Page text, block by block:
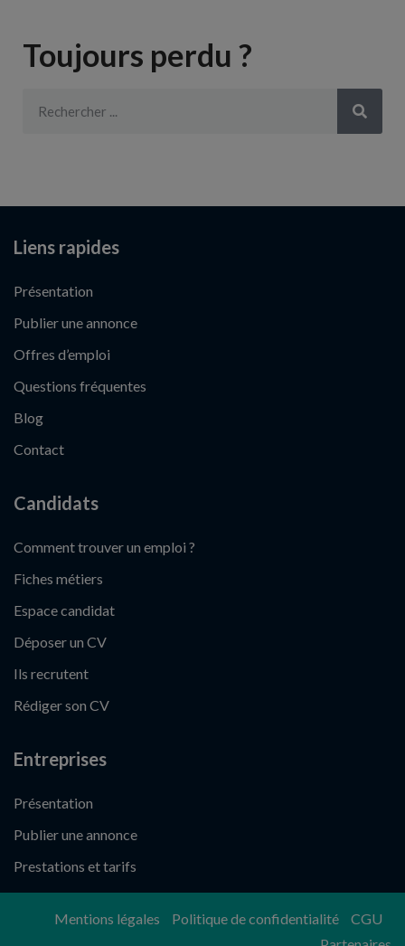
Toujours perdu ?
Liens rapides
Présentation
Publier une annonce
Offres d’emploi
Questions fréquentes
Blog
Contact
Candidats
Comment trouver un emploi ?
Fiches métiers
Espace candidat
Déposer un CV
Ils recrutent
Rédiger son CV
Entreprises
Présentation
Publier une annonce
Prestations et tarifs
Mentions légales Politique de confidentialité
CGU